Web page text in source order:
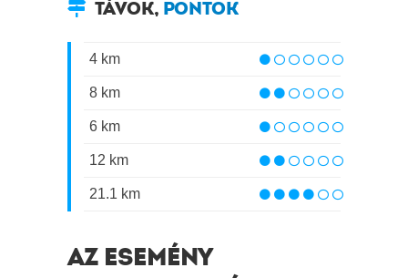
TÁVOK, PONTOK
4 km
8 km
6 km
12 km
21.1 km
AZ ESEMÉNY